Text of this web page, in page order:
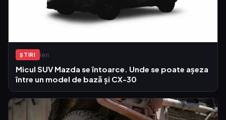
ŞTIRI Ieri
Micul SUV Mazda se întoarce. Unde se poate așeza
între un model de bază și CX-30